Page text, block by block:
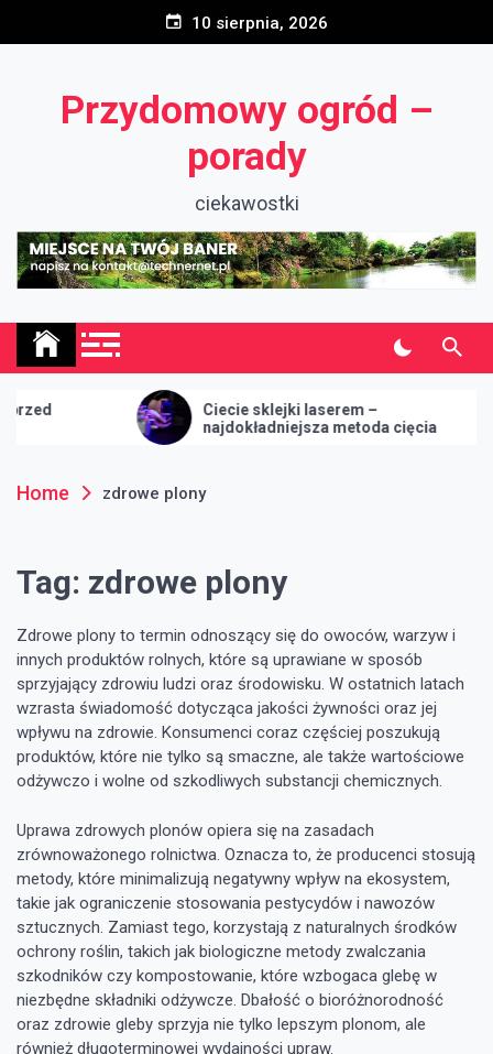
10 sierpnia, 2026
Przydomowy ogród –
porady
ciekawostki
Ciecie sklejki laserem –
najdokładniejsza metoda cięcia
Home zdrowe plony
Tag: zdrowe plony
Zdrowe plony to termin odnoszący się do owoców, warzyw i
innych produktów rolnych, które są uprawiane w sposób
sprzyjający zdrowiu ludzi oraz środowisku. W ostatnich latach
wzrasta świadomość dotycząca jakości żywności oraz jej
wpływu na zdrowie. Konsumenci coraz częściej poszukują
produktów, które nie tylko są smaczne, ale także wartościowe
odżywczo i wolne od szkodliwych substancji chemicznych.
Uprawa zdrowych plonów opiera się na zasadach
zrównoważonego rolnictwa. Oznacza to, że producenci stosują
metody, które minimalizują negatywny wpływ na ekosystem,
takie jak ograniczenie stosowania pestycydów i nawozów
sztucznych. Zamiast tego, korzystają z naturalnych środków
ochrony roślin, takich jak biologiczne metody zwalczania
szkodników czy kompostowanie, które wzbogaca glebę w
niezbędne składniki odżywcze. Dbałość o bioróżnorodność
oraz zdrowie gleby sprzyja nie tylko lepszym plonom, ale
również długoterminowej wydajności upraw.